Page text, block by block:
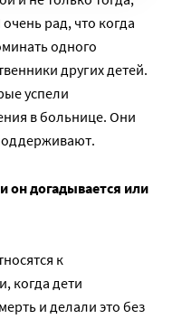
рад, что когда
одного
других детей.
успели
в больнице. Они
он догадывается или
к
когда дети
и делали это без